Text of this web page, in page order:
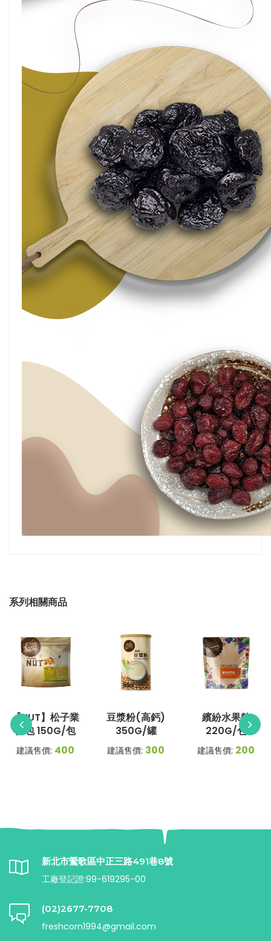
系列相關商品
【NUT】松子業
務包 150G/包
建議售價: 400
豆漿粉(高鈣)
350G/罐
建議售價: 300
繽紛水果乾
220G/包
建議售價: 200
新北市鶯歌區中正三路491巷8號
工廠登記證:99-619295-00
(02)2677-7708
freshcorn1994@gmail.com